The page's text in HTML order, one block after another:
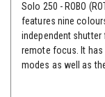
Solo 250 - ROBO
features nine
independent
remote focus. It
modes as well as